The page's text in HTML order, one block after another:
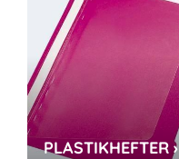
PLASTIKHEFTER ›